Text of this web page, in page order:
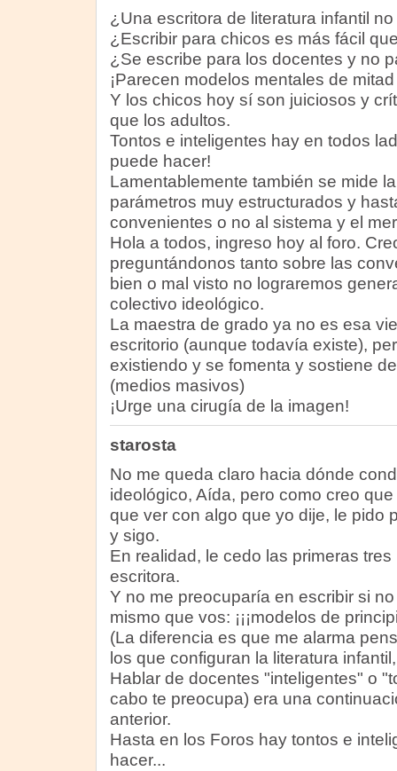
¿Una escritora de literatura infantil
¿Escribir para chicos es más fácil
¿Se escribe para los docentes y no
¡Parecen modelos mentales de
Y los chicos hoy sí son juiciosos y
que los adultos.
Tontos e inteligentes hay en todos
puede hacer!
Lamentablemente también se mide
parámetros muy estructurados y
convenientes o no al sistema y el
Hola a todos, ingreso hoy al foro.
preguntándonos tanto sobre las
bien o mal visto no lograremos
colectivo ideológico.
La maestra de grado ya no es esa
escritorio (aunque todavía existe),
existiendo y se fomenta y sostiene
(medios masivos)
¡Urge una cirugía de la imagen!
starosta
No me queda claro hacia dónde
ideológico, Aída, pero como creo
que ver con algo que yo dije, le pido
y sigo.
En realidad, le cedo las primeras
escritora.
Y no me preocuparía en escribir si
mismo que vos: ¡¡¡modelos de
(La diferencia es que me alarma
los que configuran la literatura
Hablar de docentes "inteligentes" o
cabo te preocupa) era una
anterior.
Hasta en los Foros hay tontos e
hacer...